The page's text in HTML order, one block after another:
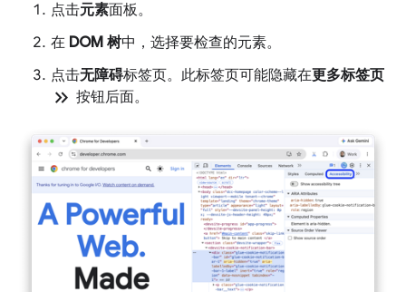
点击元素面板。
在 DOM 树中，选择要检查的元素。
点击无障碍标签页。此标签页可能隐藏在更多标签页
keyboard_double_arrow_right 按钮后面。